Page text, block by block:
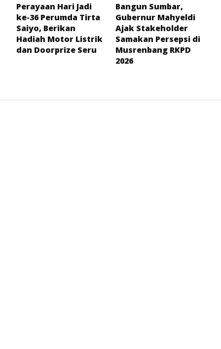
Perayaan Hari Jadi
ke-36 Perumda Tirta
Saiyo, Berikan
Hadiah Motor Listrik
dan Doorprize Seru
Bangun Sumbar,
Gubernur Mahyeldi
Ajak Stakeholder
Samakan Persepsi di
Musrenbang RKPD
2026